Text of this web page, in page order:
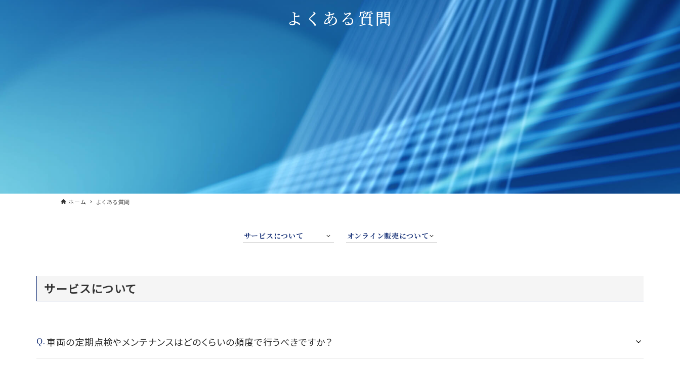
よくある質問
ホーム よくある質問
サービスについて オンライン販売について
サービスについて
車両の定期点検やメンテナンスはどのくらいの頻度で行うべきですか？